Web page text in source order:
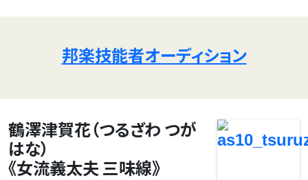
邦楽技能者オーディション
鶴澤津賀花（つるざわ つが
はな）
《女流義太夫 三味線》